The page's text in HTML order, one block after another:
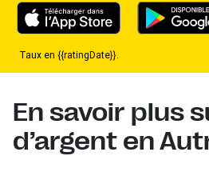
Taux en {{ratingDate}}.
En savoir plus
d’argent en